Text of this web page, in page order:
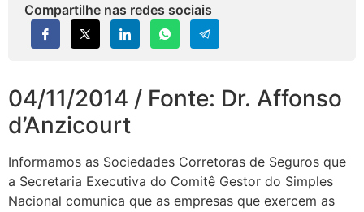
Compartilhe nas redes sociais
04/11/2014 / Fonte: Dr. Affonso
d’Anzicourt
Informamos as Sociedades Corretoras de Seguros que
a Secretaria Executiva do Comitê Gestor do Simples
Nacional comunica que as empresas que exercem as